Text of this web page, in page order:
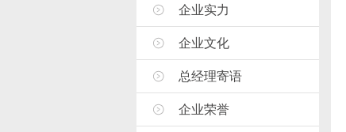
企业实力
企业文化
总经理寄语
企业荣誉